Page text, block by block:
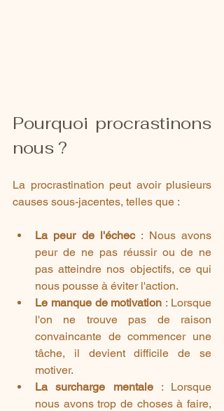
Pourquoi procrastinons
nous ?
La procrastination peut avoir plusieurs
causes sous-jacentes, telles que :
La peur de l'échec : Nous avons
peur de ne pas réussir ou de ne
pas atteindre nos objectifs, ce qui
nous pousse à éviter l'action.
Le manque de motivation : Lorsque
l'on ne trouve pas de raison
convaincante de commencer une
tâche, il devient difficile de se
motiver.
La surcharge mentale : Lorsque
nous avons trop de choses à faire,